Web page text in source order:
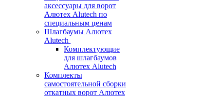
аксессуары для ворот
Алютех Alutech по
специальным ценам
Шлагбаумы Алютех
Alutech
Комплектующие
для шлагбаумов
Алютех Alutech
Комплекты
самостоятельной сборки
откатных ворот Алютех